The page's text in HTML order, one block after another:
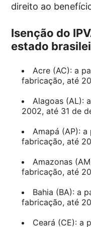
direito ao
Isenção do
estado
Acre (AC): a
fabricação, até
Alagoas (AL):
2002, até 31 de
Amapá (AP):
fabricação, até
Amazonas
fabricação, até
Bahia (BA): a
fabricação, até
Ceará (CE): a